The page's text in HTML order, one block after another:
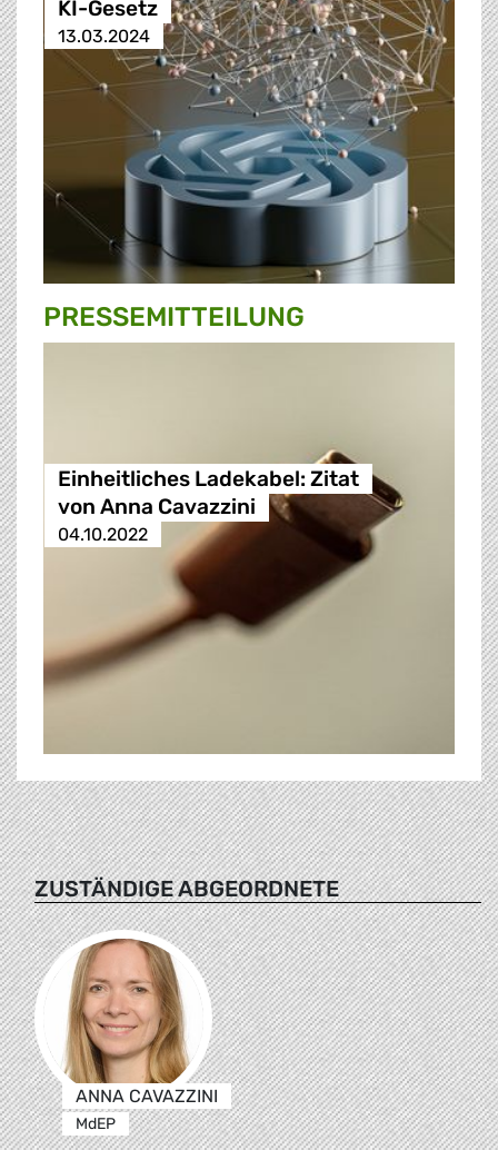
KI-Gesetz
13.03.2024
PRESSE­MITTEILUNG
Einheitliches Ladekabel: Zitat
von Anna Cavazzini
04.10.2022
ZUSTÄNDIGE ABGEORDNETE
ANNA CAVAZZINI
MdEP